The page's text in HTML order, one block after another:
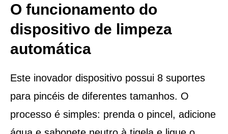
O funcionamento do
dispositivo de limpeza
automática
Este inovador dispositivo possui 8 suportes
para pincéis de diferentes tamanhos. O
processo é simples: prenda o pincel, adicione